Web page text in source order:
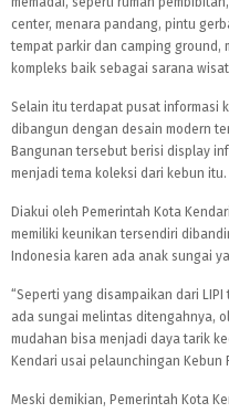
center, menara pandang, pintu
tempat parkir dan camping ground,
kompleks baik sebagai sarana
Selain itu terdapat pusat informasi
dibangun dengan desain modern
Bangunan tersebut berisi display
menjadi tema koleksi dari kebun itu.
Diakui oleh Pemerintah Kota
memiliki keunikan tersendiri
Indonesia karen ada anak sungai
“Seperti yang disampaikan dari
ada sungai melintas ditengahnya,
mudahan bisa menjadi daya tarik
Kendari usai pelaunchingan Kebun
Meski demikian, Pemerintah Kota